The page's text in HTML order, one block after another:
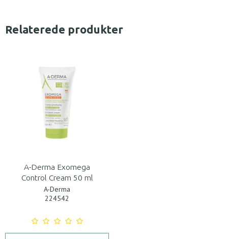
Relaterede produkter
A-Derma Exomega
Control Cream 50 ml
A-Derma
224542